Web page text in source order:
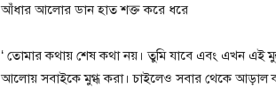
আঁধার আলোর ডান হাত শক্ত করে ধরে
‘ তোমার কথায় শেষ কথা নয়। তুমি যাবে এবং এখন
আলোয় সবাইকে মুগ্ধ করা। চাইলেও সবার থেকে আড়াল